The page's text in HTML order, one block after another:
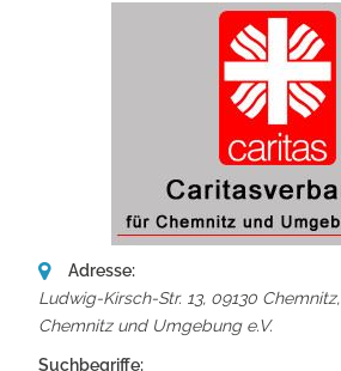
Adresse:
Ludwig-Kirsch-Str. 13, 09130 Chemnitz,
Chemnitz und Umgebung e.V.
Suchbegriffe: